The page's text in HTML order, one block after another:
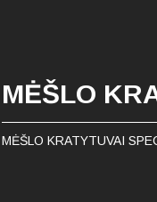
MĖŠLO
MĖŠLO KRATYTUVAI